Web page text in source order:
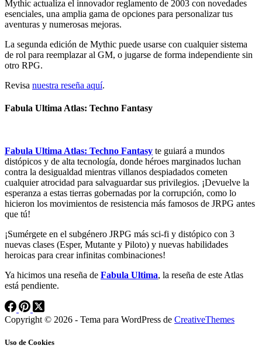
Mythic actualiza el innovador reglamento de 2003 con novedades
esenciales, una amplia gama de opciones para personalizar tus
aventuras y numerosas mejoras.
La segunda edición de Mythic puede usarse con cualquier sistema
de rol para reemplazar al GM, o jugarse de forma independiente sin
otro RPG.
Revisa nuestra reseña aquí.
Fabula Ultima Atlas: Techno Fantasy
Fabula Ultima Atlas: Techno Fantasy te guiará a mundos
distópicos y de alta tecnología, donde héroes marginados luchan
contra la desigualdad mientras villanos despiadados cometen
cualquier atrocidad para salvaguardar sus privilegios. ¡Devuelve la
esperanza a estas tierras gobernadas por la corrupción, como lo
hicieron los movimientos de resistencia más famosos de JRPG antes
que tú!
¡Sumérgete en el subgénero JRPG más sci-fi y distópico con 3
nuevas clases (Esper, Mutante y Piloto) y nuevas habilidades
heroicas para crear infinitas combinaciones!
Ya hicimos una reseña de Fabula Ultima, la reseña de este Atlas
está pendiente.
Copyright © 2026 - Tema para WordPress de CreativeThemes
Uso de Cookies